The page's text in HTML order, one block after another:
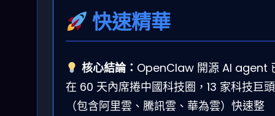
快速精華
核心結論： OpenClaw 開源 AI agent
在 60 天內席捲中國科技圈，13 家科技巨頭
（包含阿里雲、騰訊雲、華為雲）快速整